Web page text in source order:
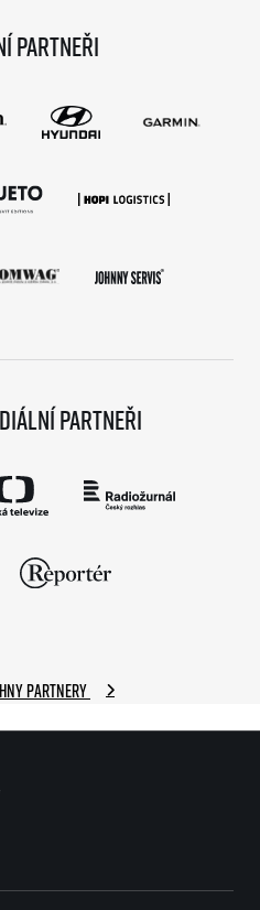
partneři
partneři
partnery